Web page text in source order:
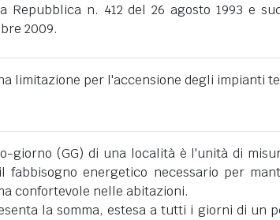
Repubblica n. 412 del 26 agosto 1993 e
2009.
limitazione per l'accensione degli impianti
giorno (GG) di una località è l'unità di
fabbisogno energetico necessario per
confortevole nelle abitazioni.
la somma, estesa a tutti i giorni di un